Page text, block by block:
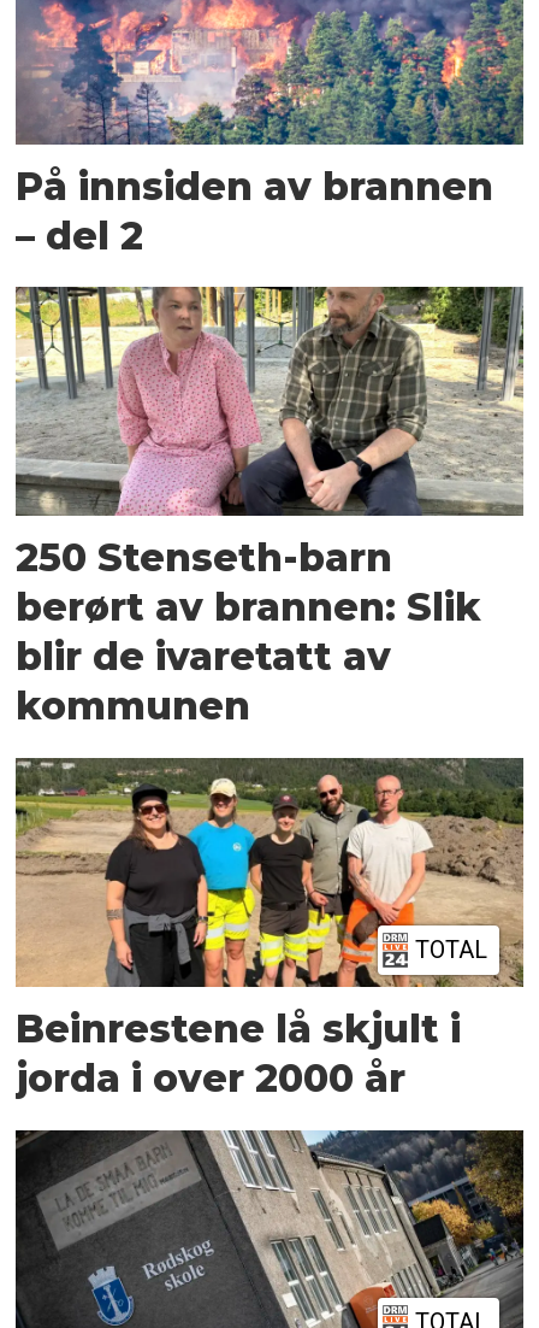
På innsiden av brannen
– del 2
250 Stenseth-barn
berørt av brannen: Slik
blir de ivaretatt av
kommunen
TOTAL
Beinrestene lå skjult i
jorda i over 2000 år
TOTAL